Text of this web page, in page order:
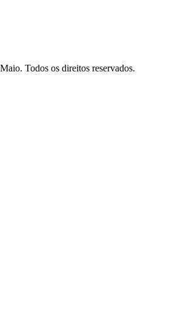
Todos os direitos reservados.